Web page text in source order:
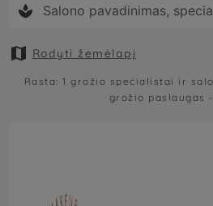

 Rodyti žemėlapį
Rasta: 1 grožio specialistai ir
grožio paslaugas -